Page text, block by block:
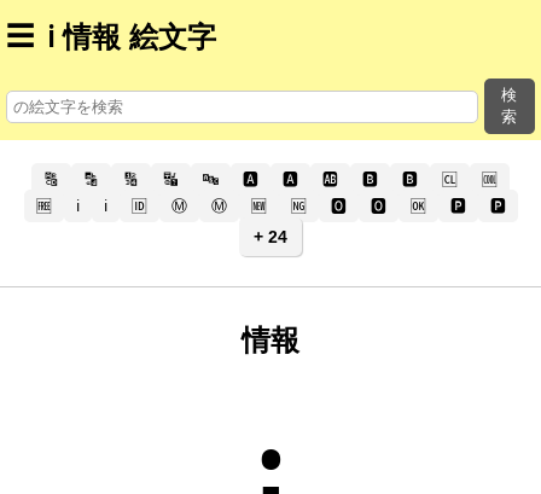
☰ ℹ️ 情報 絵文字
検
索
🔠 🔡 🔢 🔣 🔤 🅰️ 🅰 🆎 🅱️ 🅱 🆑
🆒
🆓
ℹ️ ℹ 🆔 Ⓜ️ Ⓜ 🆕 🆖 🅾️ 🅾 🆗 🅿️ 🅿
+ 24
情報